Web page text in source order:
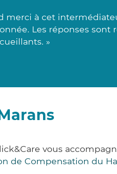
merci à cet
Les réponses sont
»
vous
de Compensation du